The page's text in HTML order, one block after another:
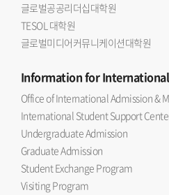
글로벌공공리더십대학원
TESOL 대학원
글로벌미디어커뮤니케이션대학원
Informationfor
Office of International Admission &
International Student Support
Undergraduate Admission
Graduate Admission
Student Exchange Program
Visiting Program